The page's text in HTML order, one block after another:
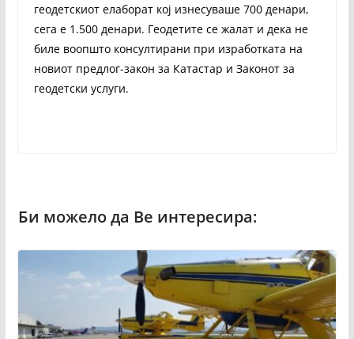
геодетскиот елаборат кој изнесуваше 700 денари,
сега е 1.500 денари. Геодетите се жалат и дека не
биле воопшто консултирани при изработката на
новиот предлог-закон за Катастар и Законот за
геодетски услуги.